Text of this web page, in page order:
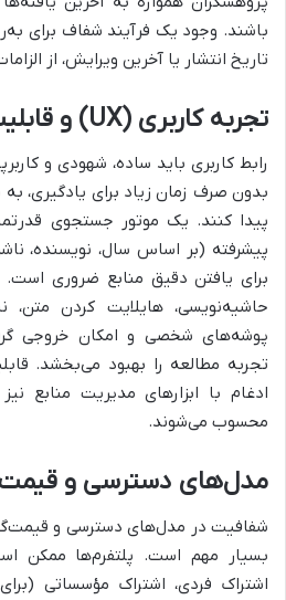
باشند. وجود یک فرآیند شفاف برای
تاریخ انتشار یا آخرین ویرایش، از
تجربه کاربری (UX) و قابلیت‌های فنی
رابط کاربری باید ساده، شهودی و
بدون صرف زمان زیاد برای یادگیری،
پیدا کنند. یک موتور جستجوی
پیشرفته (بر اساس سال، نویسنده،
برای یافتن دقیق منابع ضروری
حاشیه‌نویسی، هایلایت کردن متن،
پوشه‌های شخصی و امکان خروجی
تجربه مطالعه را بهبود می‌بخشد.
ادغام با ابزارهای مدیریت منابع
محسوب می‌شوند.
مدل‌های دسترسی و
شفافیت در مدل‌های دسترسی و
بسیار مهم است. پلتفرم‌ها ممکن
اشتراک فردی، اشتراک مؤسساتی